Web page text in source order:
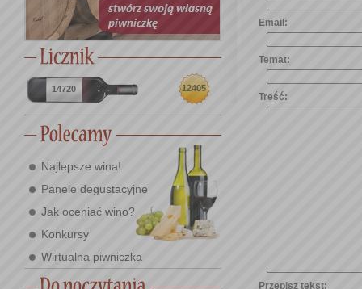
14720 12405
Najlepsze wina!
Panele degustacyjne
Jak oceniać wino?
Konkursy
Wirtualna piwniczka
Email:
Temat:
Treść:
Przepisz tekst: